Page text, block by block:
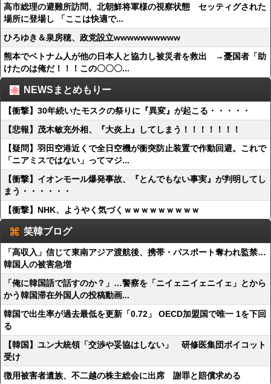
高市総理の避難所訪問、北朝鮮将軍様の視察状態 セッティグされた
場所に登場し 「ここは快適で...
ひろゆき＆泉房穂、政党設立wwwwwwwwww
熊本でベトナム人が他の日本人と協力し被災者を救出 →憂国者「助
けたのは俺だ！！！この〇〇〇...
NEWSまとめもりー
【衝撃】30年続いたモスクの祭りに『異変』が起こる・・・・・
【悲報】茂木敏充外相、『大炎上』してしまう！！！！！！！
【疑問】羽田空港近くで全日空機が衝突防止装置で作動回避。これで
「ニアミスではない」ってマジ...
【衝撃】イオンモール爆発事故、『とんでもない事実』が判明してし
まう・・・・・・
【衝撃】NHK、ようやく気づくｗｗｗｗｗｗｗｗｗ
笑韓ブログ
「高収入」信じて東南アジア渡航後、携帯・パスポート奪われ監禁…
韓国人の被害急増
「俺に韓国語で話すのか？」…警察を「ニイェニイェニイェ」とから
かう韓国滞在外国人の投稿動画...
韓国で出生率が過去最低を更新「0.72」 OECD加盟国で唯一 1を下回
る
【韓国】ユン大統領「交渉や妥協はしない」 研修医集団ボイコット
受け
徴用被害者遺族、不二越の株主総会に出席 謝罪と賠償求める